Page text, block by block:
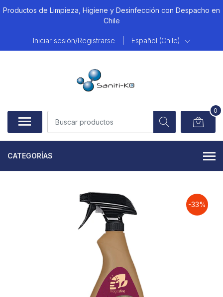
Productos de Limpieza, Higiene y Desinfección con Despacho en
Chile
Iniciar sesión/Registrarse Español (Chile)
0
CATEGORÍAS
-33%